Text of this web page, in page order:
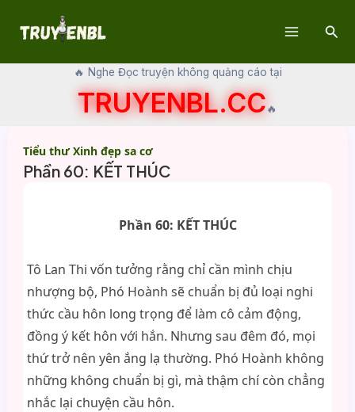
🔥 Nghe Đọc truyện không quảng cáo tại
TRUYENBL.CC🔥
Tiểu thư Xinh đẹp sa cơ
Phần 60: KẾT THÚC
Phần 60: KẾT THÚC
Tô Lan Thi vốn tưởng rằng chỉ cần mình chịu
nhượng bộ, Phó Hoành sẽ chuẩn bị đủ loại nghi
thức cầu hôn long trọng để làm cô cảm động,
đồng ý kết hôn với hắn. Nhưng sau đêm đó, mọi
thứ trở nên yên ắng lạ thường. Phó Hoành không
những không chuẩn bị gì, mà thậm chí còn chẳng
nhắc lại chuyện cầu hôn.